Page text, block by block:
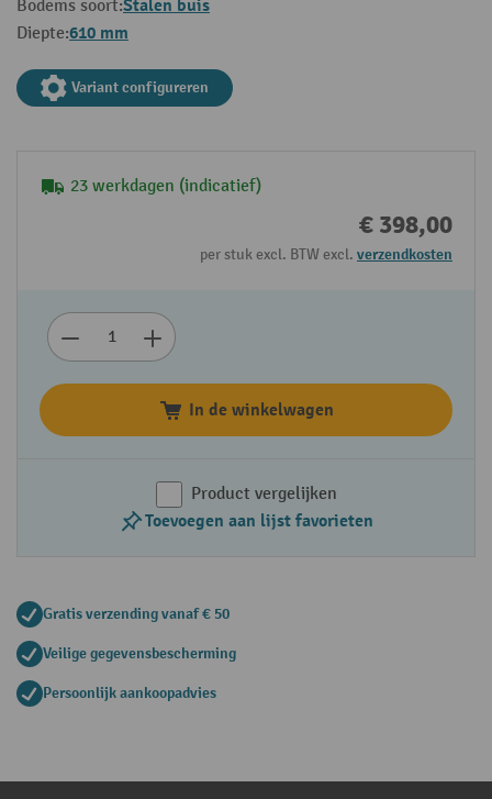
Bodems soort:Stalen buis
Diepte:610 mm
Variant configureren
23 werkdagen (indicatief)
€ 398,00
per stuk excl. BTW excl. verzendkosten
In de winkelwagen
Product vergelijken
Toevoegen aan lijst favorieten
Gratis verzending vanaf € 50
Veilige gegevensbescherming
Persoonlijk aankoopadvies